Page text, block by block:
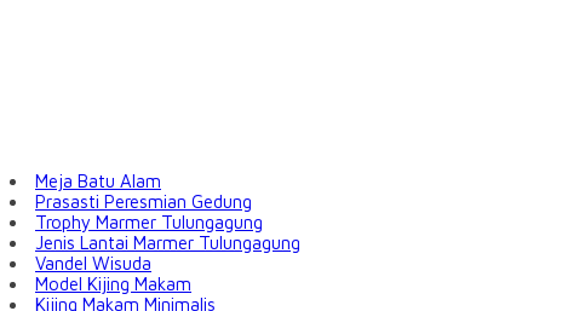
Meja Batu Alam
Prasasti Peresmian Gedung
Trophy Marmer Tulungagung
Jenis Lantai Marmer Tulungagung
Vandel Wisuda
Model Kijing Makam
Kijing Makam Minimalis